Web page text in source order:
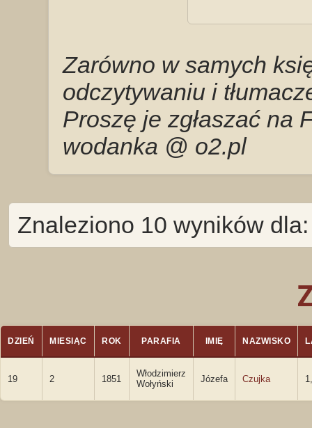
Zarówno w samych
odczytywaniu i
Proszę je zgłaszać na
wodanka @ o2.pl
Znaleziono 10 wyników
DZIEŃ MIESIĄC ROK PARAFIA IMIĘ NAZWISKO
19 2 1851
Włodzimierz
Wołyński
Józefa Czujka